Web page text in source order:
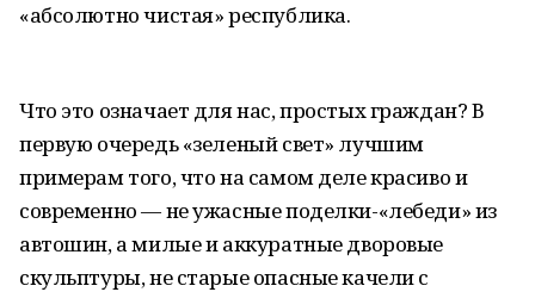
«абсолютно чистая» республика.
Что это означает для нас, простых граждан? В
первую очередь «зеленый свет» лучшим
примерам того, что на самом деле красиво и
современно — не ужасные поделки-«лебеди» из
автошин, а милые и аккуратные дворовые
скульптуры, не старые опасные качели с